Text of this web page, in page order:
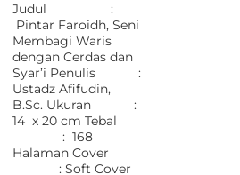
Judul :
Pintar Faroidh, Seni
Membagi Waris
dengan Cerdas dan
Syar’i Penulis :
Ustadz Afifudin,
B.Sc. Ukuran :
14 x 20 cm Tebal
: 168
Halaman Cover
: Soft Cover